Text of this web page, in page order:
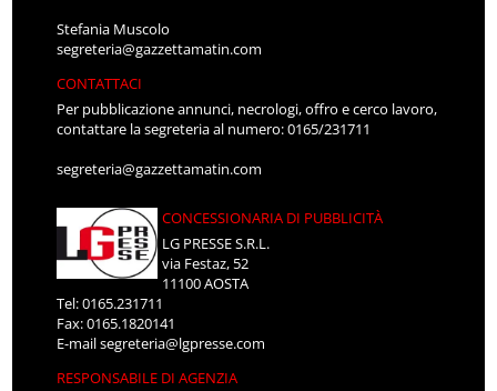
Stefania Muscolo
segreteria@gazzettamatin.com
CONTATTACI
Per pubblicazione annunci, necrologi, offro e cerco lavoro,
contattare la segreteria al numero: 0165/231711
segreteria@gazzettamatin.com
CONCESSIONARIA DI PUBBLICITÀ
LG PRESSE S.R.L.
via Festaz, 52
11100 AOSTA
Tel: 0165.231711
Fax: 0165.1820141
E-mailsegreteria@lgpresse.com
RESPONSABILE DI AGENZIA